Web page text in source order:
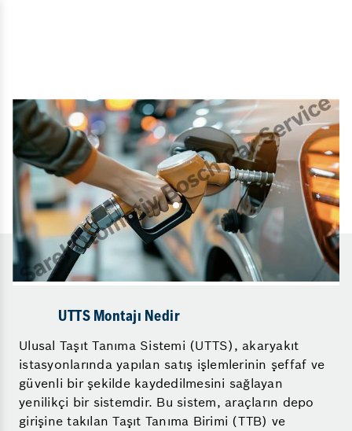
UTTS Montajı Nedir
Ulusal Taşıt Tanıma Sistemi (UTTS), akaryakıt
istasyonlarında yapılan satış işlemlerinin şeffaf ve
güvenli bir şekilde kaydedilmesini sağlayan
yenilikçi bir sistemdir. Bu sistem, araçların depo
girişine takılan Taşıt Tanıma Birimi (TTB) ve